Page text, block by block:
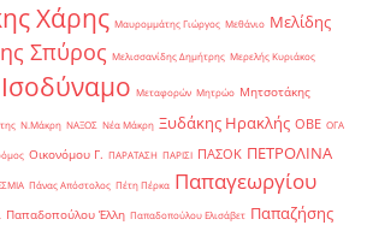
Χάρης Μαυρομμάτης Γιώργος Μεθάνιο Μελίδης
Σπύρος Μελισσανίδης Δημήτρης Μερελής Κυριάκος
Μεταφορών Μητρώο Μητσοτάκης
Ν.Μάκρη ΝΑΞΟΣ Νέα Μάκρη Ξυδάκης Ηρακλής ΟΒΕ ΟΓΑ
Οικονόμου Γ. ΠΑΡΑΤΑΣΗ ΠΑΡΙΣΙ ΠΑΣΟΚ ΠΕΤΡΟΛΙΝΑ
Πάνας Απόστολος Πέτη Πέρκα Παπαγεωργίου
Παπαδοπούλου Έλλη Παπαδοπούλου Ελισάβετ Παπαζήσης